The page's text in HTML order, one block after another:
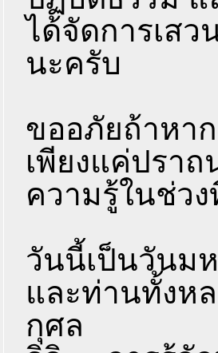
ได้จัดการเส
นะครับ
ขออภัยถ้าหา
เพียงแค่ปรา
ความรู้ในช่ว
วันนี้เป็นวันม
และท่านทั้งห
กุศล